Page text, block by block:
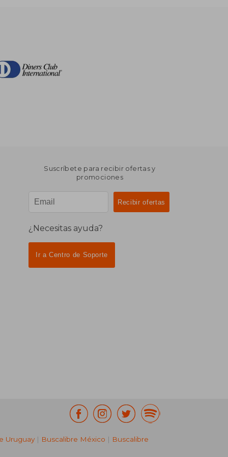
Suscríbete para recibir ofertas y
promociones
¿Necesitas ayuda?
Ir a Centro de Soporte
Uruguay | Buscalibre México | Buscalibre